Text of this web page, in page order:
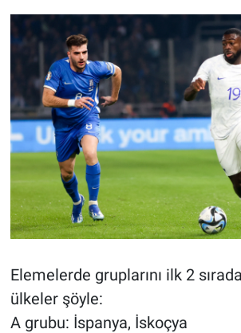
Elemelerde gruplarını ilk 2
ülkeler şöyle:
A grubu: İspanya, İskoçya